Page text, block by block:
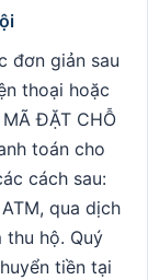
đơn giản sau
thoại hoặc
ĐẶT CHỖ
toán cho
cách sau:
qua dịch
hộ. Quý
tiền tại